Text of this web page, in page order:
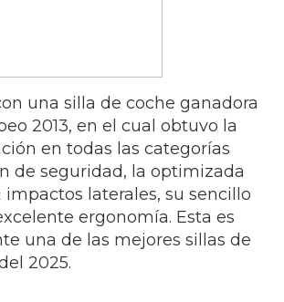
una silla de coche ganadora
2013, en el cual obtuvo la
en todas las categorías
de seguridad, la optimizada
laterales, su sencillo
ergonomía. Esta es
una de las mejores sillas de
2025.